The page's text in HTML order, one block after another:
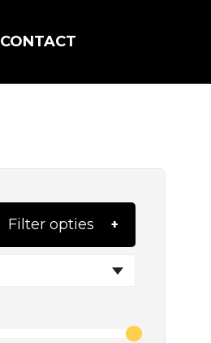
CONTACT
Filter opties